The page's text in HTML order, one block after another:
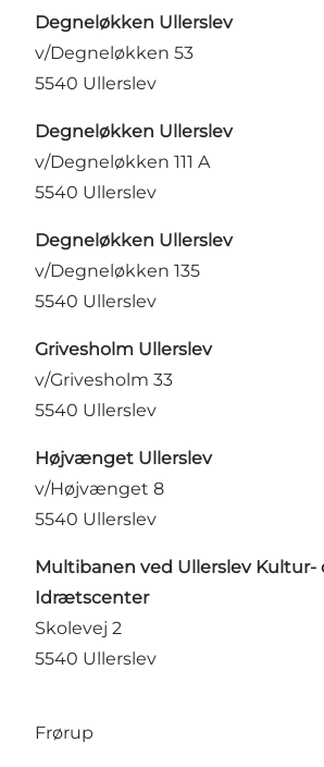
Degneløkken Ullerslev
v/Degneløkken 53
5540 Ullerslev
Degneløkken Ullerslev
v/Degneløkken 111 A
5540 Ullerslev
Degneløkken Ullerslev
v/Degneløkken 135
5540 Ullerslev
Grivesholm Ullerslev
v/Grivesholm 33
5540 Ullerslev
Højvænget Ullerslev
v/Højvænget 8
5540 Ullerslev
Multibanen ved Ullerslev Kultur-
Idrætscenter
Skolevej 2
5540 Ullerslev
Frørup